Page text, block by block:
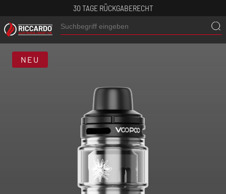
30 TAGE RÜCKGABERECHT
NEU